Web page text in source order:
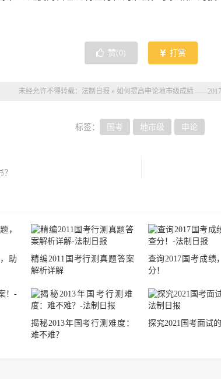
赞( 0 ) 打赏
未经允许不得转载： 法制日报 » 如何提高申论地市级成绩
标签： 国考 地市级 申论
助
精编2011国考行测真题答案
解析详解
查询2017国考成绩
分！
揭秘2013年国考行测难度：
难不难？
探究2021国考面试